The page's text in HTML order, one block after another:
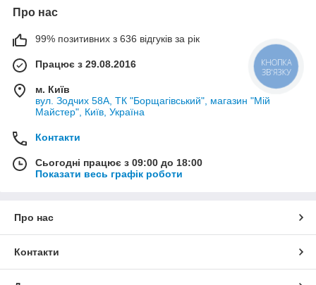
Про нас
99% позитивних з 636 відгуків за рік
Працює з 29.08.2016
м. Київ
вул. Зодчих 58А, ТК "Борщагівський", магазин "Мій
Майстер", Київ, Україна
Контакти
Сьогодні працює з 09:00 до 18:00
Показати весь графік роботи
Про нас
Контакти
КНОПКА
ЗВ'ЯЗКУ